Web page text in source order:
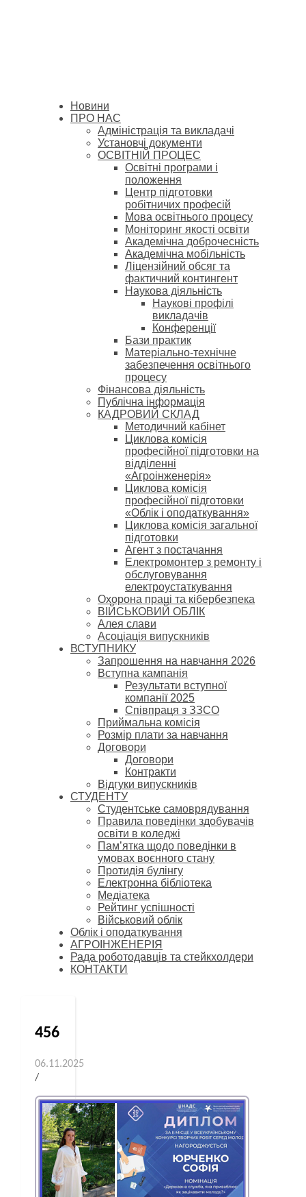
Новини
ПРО НАС
Адміністрація та викладачі
Установчі документи
ОСВІТНІЙ ПРОЦЕС
Освітні програми і
положення
Центр підготовки
робітничих професій
Мова освітнього процесу
Моніторинг якості освіти
Академічна доброчесність
Академічна мобільність
Ліцензійний обсяг та
фактичний контингент
Наукова діяльність
Наукові профілі
викладачів
Конференції
Бази практик
Матеріально-технічне
забезпечення освітнього
процесу
Фінансова діяльність
Публічна інформація
КАДРОВИЙ СКЛАД
Методичний кабінет
Циклова комісія
професійної підготовки на
відділенні
«Агроінженерія»
Циклова комісія
професійної підготовки
«Облік і оподаткування»
Циклова комісія загальної
підготовки
Агент з постачання
Електромонтер з ремонту і
обслуговування
електроустаткування
Охорона праці та кібербезпека
ВІЙСЬКОВИЙ ОБЛІК
Алея слави
Асоціація випускників
ВСТУПНИКУ
Запрошення на навчання 2026
Вступна кампанія
Результати вступної
компанії 2025
Співпраця з ЗЗСО
Приймальна комісія
Розмір плати за навчання
Договори
Договори
Контракти
Відгуки випускників
СТУДЕНТУ
Cтудентське самоврядування
Правила поведінки здобувачів
освіти в коледжі
Пам’ятка щодо поведінки в
умовах воєнного стану
Протидія булінгу
Електронна бібліотека
Медіатека
Рейтинг успішності
Військовий облік
Облік і оподаткування
АГРОІНЖЕНЕРІЯ
Рада роботодавців та стейкхолдери
КОНТАКТИ
456
06.11.2025
/